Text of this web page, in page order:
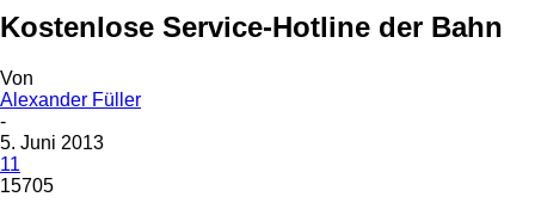
Kostenlose Service-Hotline der Bahn
Von
Alexander Füller
-
5. Juni 2013
11
15705